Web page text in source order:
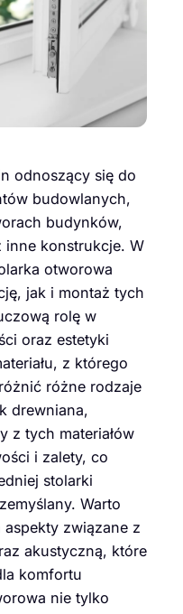
odnoszący się do
budowlanych,
budynków,
konstrukcje. W
otworowa
jak i montaż tych
rolę w
oraz estetyki
z którego
różne rodzaje
drewniana,
z tych materiałów
i zalety, co
stolarki
Warto
związane z
akustyczną, które
komfortu
nie tylko